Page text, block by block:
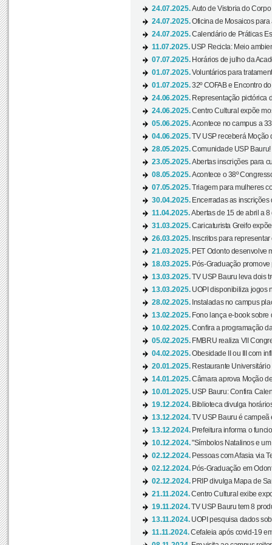
24.07.2025.Auto de Vistoria do
24.07.2025.Oficina de Mosaicos
24.07.2025.Calendário de Práticas
11.07.2025. USP Recicla: Meio
07.07.2025. Horários de julho da
01.07.2025.Voluntários para
01.07.2025.32º COFAB e Encontro
24.06.2025. Representação pictórica
24.06.2025.Centro Cultural expõe
05.06.2025.Acontece no campus a
04.06.2025.TV USP receberá Moção
28.05.2025.Comunidade USP Bauru!
23.05.2025.Abertas inscrições para
08.05.2025.Acontece o 38º
07.05.2025.Triagem para mulheres
30.04.2025. Encerradas as inscrições
11.04.2025.Abertas de 15 de abril a
31.03.2025.Caricaturista Greifo
26.03.2025. Inscritos para
21.03.2025. PET Odonto desenvolve
18.03.2025. Pós-Graduação
13.03.2025.TV USP Bauru leva dois
13.03.2025. UOPI disponibiliza jogos
28.02.2025. Instaladas no campus
13.02.2025. Fono lança e-book sobre
10.02.2025.Confira a programação
05.02.2025. FMBRU realiza VII
04.02.2025.Obesidade II ou III com
20.01.2025. Restaurante
14.01.2025.Câmara aprova Moção
10.01.2025. USP Bauru: Confira
19.12.2024. Biblioteca divulga
13.12.2024.TV USP Bauru é campeã
13.12.2024. Prefeitura informa o
10.12.2024."Símbolos Natalinos e
02.12.2024. Pessoas com Afasia via
02.12.2024. Pós-Graduação em
02.12.2024. PRIP divulga Mapa de
21.11.2024.Centro Cultural exibe
19.11.2024.TV USP Bauru tem 8
13.11.2024. UOPI pesquisa dados
11.11.2024.Cefaleia após covid-19